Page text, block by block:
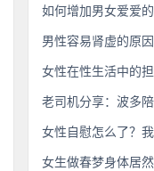
如何增加男女爱爱
男性容易肾虚的原
女性在性生活中的
老司机分享：波多
女性自慰怎么了？
女生做春梦身体居